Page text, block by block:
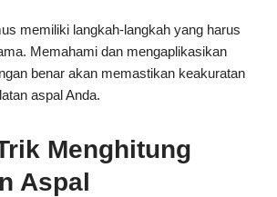
memiliki langkah-langkah yang harus
Memahami dan mengaplikasikan
benar akan memastikan keakuratan
aspal Anda.
Menghitung
Aspal